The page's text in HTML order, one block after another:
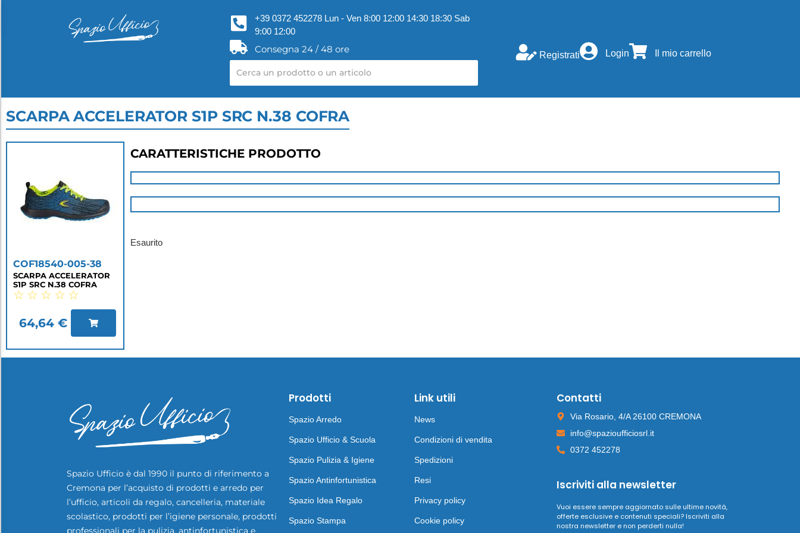
+39 0372 452278 Lun - Ven 8:00 12:00 14:30 18:30 Sab
9:00 12:00
Consegna 24 / 48 ore
Registrati Login Il mio carrello
SCARPA ACCELERATOR S1P SRC N.38 COFRA
COF18540-005-38
SCARPA ACCELERATOR
S1P SRC N.38 COFRA
☆ ☆ ☆ ☆ ☆
64,64 €
CARATTERISTICHE PRODOTTO
Esaurito
Spazio Ufficio è dal 1990 il punto di riferimento a
Cremona per l’acquisto di prodotti e arredo per
l’ufficio, articoli da regalo, cancelleria, materiale
scolastico, prodotti per l’igiene personale, prodotti
professionali per la pulizia, antinfortunistica e
Prodotti
Spazio Arredo
Spazio Ufficio & Scuola
Spazio Pulizia & Igiene
Spazio Antinfortunistica
Spazio Idea Regalo
Spazio Stampa
Link utili
News
Condizioni di vendita
Spedizioni
Resi
Privacy policy
Cookie policy
Contatti
Via Rosario, 4/A 26100 CREMONA
info@spazioufficiosrl.it
0372 452278
Iscriviti alla newsletter
Vuoi essere sempre aggiornato sulle ultime novità,
offerte esclusive e contenuti speciali? Iscriviti alla
nostra newsletter e non perderti nulla!